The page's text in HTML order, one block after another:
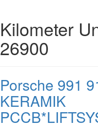
Kilometer
26900
Porsche 991
KERAMIK